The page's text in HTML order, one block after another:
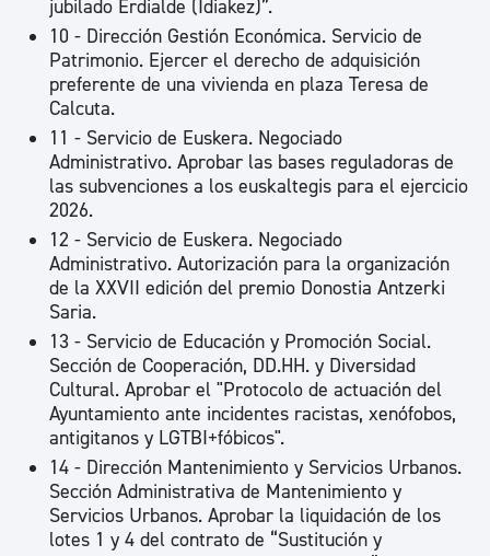
jubilado Erdialde (Idiakez)”.
10 - Dirección Gestión Económica. Servicio de
Patrimonio. Ejercer el derecho de adquisición
preferente de una vivienda en plaza Teresa de
Calcuta.
11 - Servicio de Euskera. Negociado
Administrativo. Aprobar las bases reguladoras de
las subvenciones a los euskaltegis para el ejercicio
2026.
12 - Servicio de Euskera. Negociado
Administrativo. Autorización para la organización
de la XXVII edición del premio Donostia Antzerki
Saria.
13 - Servicio de Educación y Promoción Social.
Sección de Cooperación, DD.HH. y Diversidad
Cultural. Aprobar el "Protocolo de actuación del
Ayuntamiento ante incidentes racistas, xenófobos,
antigitanos y LGTBI+fóbicos".
14 - Dirección Mantenimiento y Servicios Urbanos.
Sección Administrativa de Mantenimiento y
Servicios Urbanos. Aprobar la liquidación de los
lotes 1 y 4 del contrato de “Sustitución y